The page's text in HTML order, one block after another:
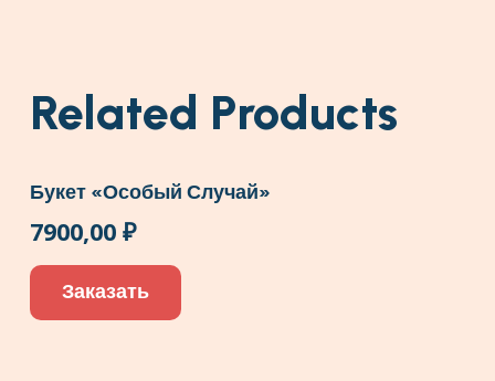
Related Products
Букет «Особый Случай»
7900,00 ₽
Заказать